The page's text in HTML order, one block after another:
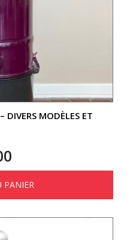
DIVERS MODÈLES ET
PANIER